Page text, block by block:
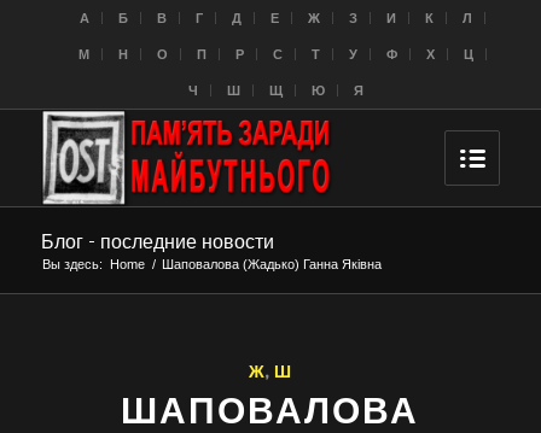
A Б В Г Д Е Ж З И К Л
M Н О П Р С Т У Ф Х Ц
Ч Ш Щ Ю Я
Блог - последние новости
Вы здесь: Home / Шаповалова (Жадько) Ганна Яківна
Ж, Ш
ШАПОВАЛОВА